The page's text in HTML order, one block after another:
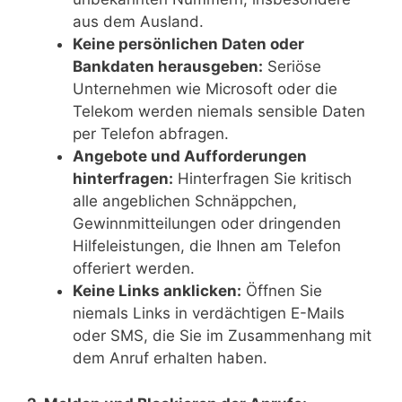
aus dem Ausland.
Keine persönlichen Daten oder
Bankdaten herausgeben: Seriöse
Unternehmen wie Microsoft oder die
Telekom werden niemals sensible Daten
per Telefon abfragen.
Angebote und Aufforderungen
hinterfragen: Hinterfragen Sie kritisch
alle angeblichen Schnäppchen,
Gewinnmitteilungen oder dringenden
Hilfeleistungen, die Ihnen am Telefon
offeriert werden.
Keine Links anklicken: Öffnen Sie
niemals Links in verdächtigen E-Mails
oder SMS, die Sie im Zusammenhang mit
dem Anruf erhalten haben.